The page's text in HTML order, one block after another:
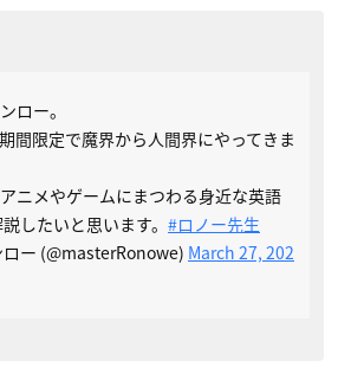
ロー。
間限定で魔界から人間界にやってきま
ニメやゲームにまつわる身近な英語
したいと思います。 #ロノー先生
ー (@masterRonowe) March 27, 202